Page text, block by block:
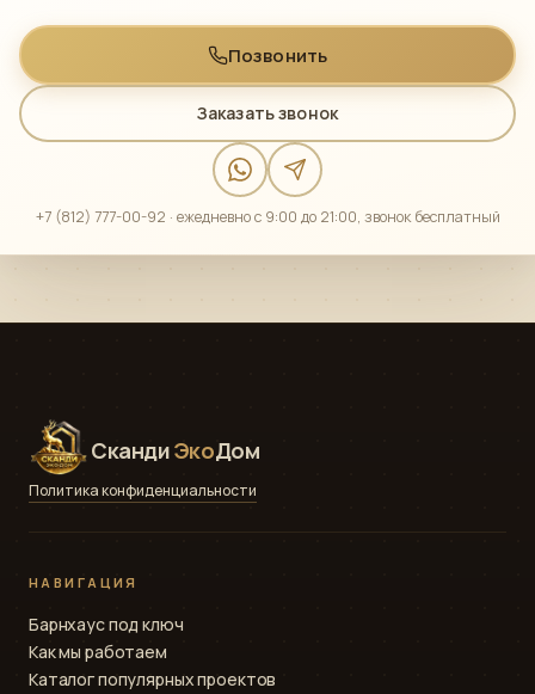
Позвонить
Заказать звонок
+7 (812) 777-00-92 · ежедневно с 9:00 до 21:00, звонок бесплатный
СкандиЭкоДом
Политика конфиденциальности
НАВИГАЦИЯ
Барнхаус под ключ
Как мы работаем
Каталог популярных проектов